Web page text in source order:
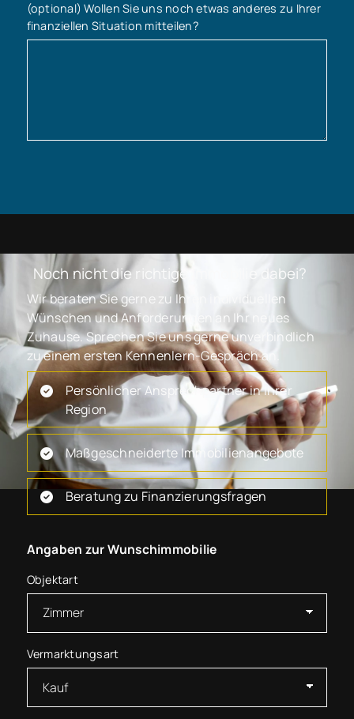
(optional) Wollen Sie uns noch etwas anderes zu Ihrer
finanziellen Situation mitteilen?
Noch nicht die richtige Immobilie dabei?
Wir beraten Sie gerne zu Ihren individuellen
Wünschen und Anforderungen an Ihr neues
Zuhause. Sprechen Sie uns gerne unverbindlich
zu einem ersten Kennenlern-Gespräch an.
Persönlicher Ansprechpartner in Ihrer
Region
Maßgeschneiderte Immobilienangebote
Beratung zu Finanzierungsfragen
Angaben zur Wunschimmobilie
Objektart
Vermarktungsart